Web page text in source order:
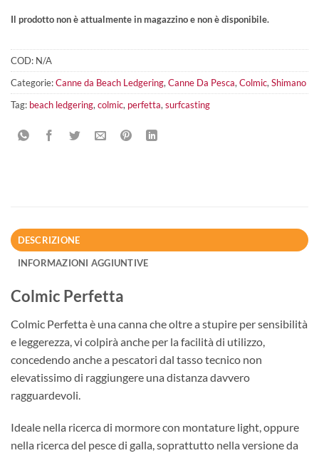
Il prodotto non è attualmente in magazzino e non è disponibile.
COD: N/A
Categorie:Canne da Beach Ledgering, Canne Da Pesca, Colmic, Shimano
Tag: beach ledgering, colmic, perfetta, surfcasting
DESCRIZIONE
INFORMAZIONI AGGIUNTIVE
Colmic Perfetta
Colmic Perfetta è una canna che oltre a stupire per sensibilità
e leggerezza, vi colpirà anche per la facilità di utilizzo,
concedendo anche a pescatori dal tasso tecnico non
elevatissimo di raggiungere una distanza davvero
ragguardevoli.
Ideale nella ricerca di mormore con montature light, oppure
nella ricerca del pesce di galla, soprattutto nella versione da